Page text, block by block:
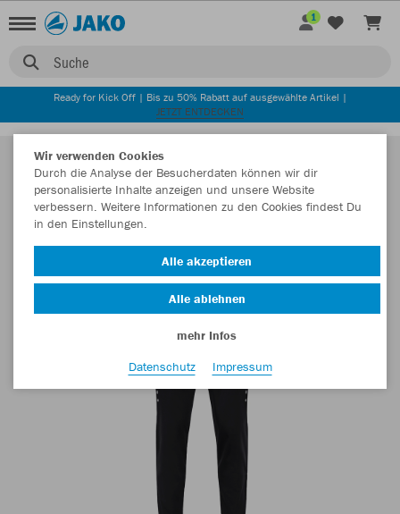
Suche
1
Ready for Kick Off | Bis zu 50% Rabatt auf ausgewählte Artikel |
JETZT ENTDECKEN
Wir verwenden Cookies
Durch die Analyse der Besucherdaten können wir dir
personalisierte Inhalte anzeigen und unsere Website
verbessern. Weitere Informationen zu den Cookies findest Du
in den Einstellungen.
Alle akzeptieren
Alle ablehnen
mehr Infos
Datenschutz
Impressum